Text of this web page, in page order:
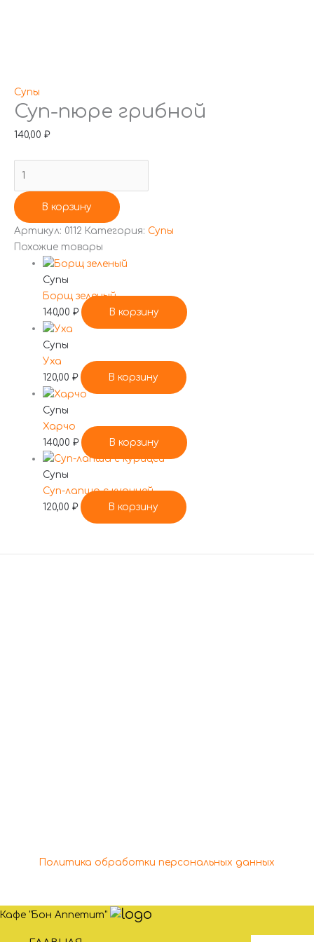
содержимому
Супы
Суп-пюре грибной
140,00 ₽
товара
Суп-
пюре
грибной
В корзину
Артикул: 0112 Категория: Супы
Похожие товары
Супы
Борщ зеленый
140,00₽ В корзину
Супы
Уха
120,00₽ В корзину
Супы
Харчо
140,00₽ В корзину
Супы
Суп-лапша с курицей
120,00₽ В корзину
Политика обработки персональных данных
Кафе "Бон Аппетит"